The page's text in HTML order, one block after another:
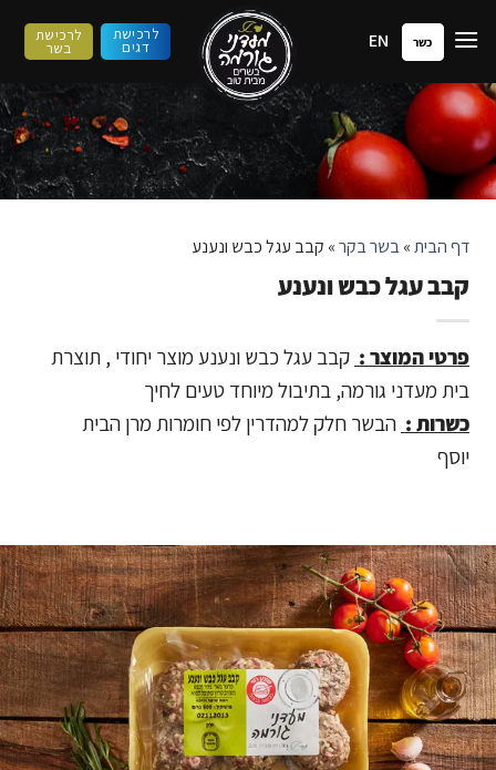
לתוכן
כשר EN לרכישת
דגים
לרכישת
בשר
דף הבית»בשר בקר» קבב עגל כבש ונענע
קבב עגל כבש ונענע
פרטי המוצר : קבב עגל כבש ונענע מוצר יחודי , תוצרת
בית מעדני גורמה, בתיבול מיוחד טעים לחיך
כשרות : הבשר חלק למהדרין לפי חומרות מרן הבית
יוסף